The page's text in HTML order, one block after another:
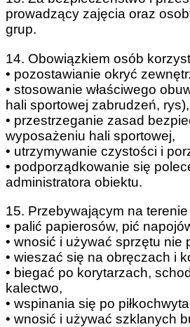
prowadzący zajęcia oraz
grup.
14. Obowiązkiem osób
• pozostawianie okryć
• stosowanie właściwego
hali sportowej zabrudzeń, rys),
• przestrzeganie zasad
wyposażeniu hali sportowej,
• utrzymywanie czystości i
• podporządkowanie się
administratora obiektu.
15. Przebywającym na
• palić papierosów, pić
• wnosić i używać sprzętu
• wieszać się na obręczach i
• biegać po korytarzach,
kalectwo,
• wspinania się po
• wnosić i używać szklanych